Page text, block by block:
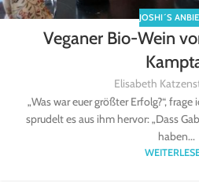
JOSHI´S
Veganer Bio-Wein
Elisabeth
„Was war euer größter Erfolg?“,
sprudelt es aus ihm hervor: „Dass
haben...